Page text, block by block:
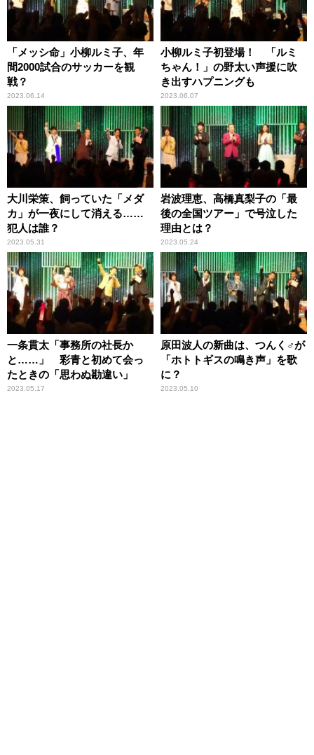
「メッシ命」小柳ルミ子、年
間2000試合のサッカーを観
戦？
2023.06.14
小柳ルミ子初登場！ 「ルミ
ちゃん！」の野太い声援に吹
き出すハプニングも
2023.06.07
大川栄策、飼っていた「メダ
カ」が一夜にして消える……
犯人は誰？
2023.05.31
岩波理恵、高橋真梨子の「最
後の全国ツアー」で号泣した
理由とは？
2023.05.24
一条貫太「事務所の社長か
と……」 彩青と初めて会っ
たときの「思わぬ勘違い」
2023.05.17
原田波人の新曲は、つんく♂が
「ホトトギスの鳴き声」を歌
に？
2023.05.10